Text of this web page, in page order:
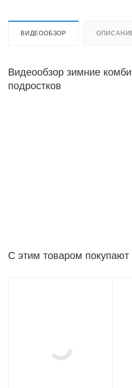
ВИДЕООБЗОР
Видеообзор зимние
подростков
С этим товаром покупают